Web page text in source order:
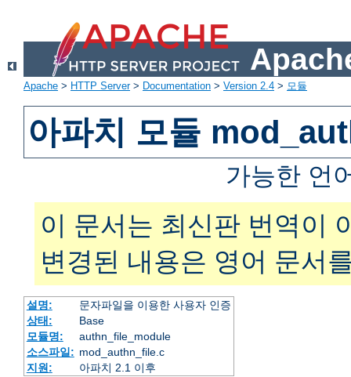
Apache > HTTP Server> Documentation > Version 2.4 > 모듈
아파치 모듈
가능한 언
이 문서는 최신판 번역이
변경된 내용은 영어 문서
설명:
문자파일을 이용한 사용자 인증
상태:
Base
모듈명:
authn_file_module
소스파일: mod_authn_file.c
지원:
아파치 2.1 이후